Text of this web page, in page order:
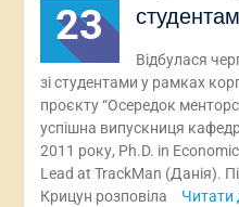
23
Відбулася
зі студентами у рамках
проєкту “Осередок
успішна випускниця
2011 року, Ph.D. in
Lead at TrackMan (Данія).
Крицун розповіла
Читати